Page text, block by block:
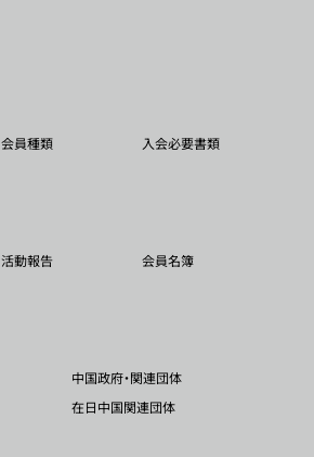
会員種類
入会必要書類
活動報告
会員名簿
中国政府・関連団体
在日中国関連団体